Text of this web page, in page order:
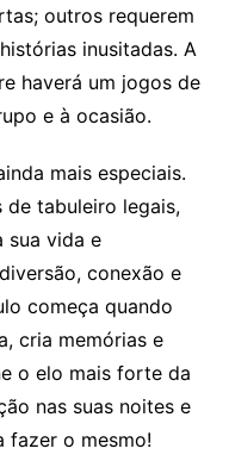
outros requerem
inusitadas. A
haverá um jogos de
e à ocasião.
mais especiais.
de tabuleiro legais,
sua vida e
conexão e
começa quando
cria memórias e
o elo mais forte da
nas suas noites e
fazer o mesmo!